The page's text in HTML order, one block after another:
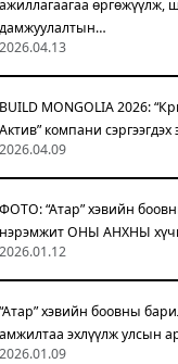
ажиллагаагаа өргөжүүлж,
дамжуулалтын…
2026.04.13
BUILD MONGOLIA 2026:
Актив” компани
2026.04.09
ФОТО: “Атар” хэвийн
нэрэмжит ОНЫ АНХНЫ
2026.01.12
“Атар” хэвийн боовны
амжилтаа эхлүүлж улсын
2026.01.09